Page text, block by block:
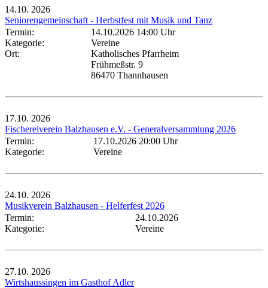
14.10. 2026
Seniorengemeinschaft - Herbstfest mit Musik und Tanz
Termin:
14.10.2026 14:00 Uhr
Kategorie:
Vereine
Ort:
Katholisches Pfarrheim
Frühmeßstr. 9
86470 Thannhausen
17.10. 2026
Fischereiverein Balzhausen e.V. - Generalversammlung 2026
Termin:
17.10.2026 20:00 Uhr
Kategorie:
Vereine
24.10. 2026
Musikverein Balzhausen - Helferfest 2026
Termin:
24.10.2026
Kategorie:
Vereine
27.10. 2026
Wirtshaussingen im Gasthof Adler